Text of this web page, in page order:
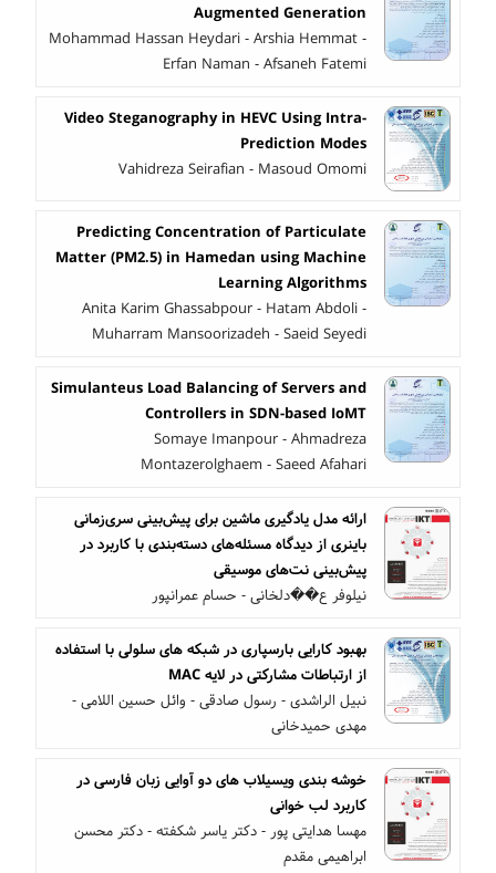
Augmented Generation
Mohammad Hassan Heydari - Arshia Hemmat -
Erfan Naman - Afsaneh Fatemi
Video Steganography in HEVC Using Intra-
Prediction Modes
Vahidreza Seirafian - Masoud Omomi
Predicting Concentration of Particulate
Matter (PM2.5) in Hamedan using Machine
Learning Algorithms
Anita Karim Ghassabpour - Hatam Abdoli -
Muharram Mansoorizadeh - Saeid Seyedi
Simulanteus Load Balancing of Servers and
Controllers in SDN-based IoMT
Somaye Imanpour - Ahmadreza
Montazerolghaem - Saeed Afahari
ارائه مدل یادگیری ماشین برای پیش‌بینی سری‌زمانی
باینری از دیدگاه مسئله‌های دسته‌بندی با کاربرد در
پیش‌بینی نت‌های موسیقی
نیلوفر ع��دلخانی - حسام عمرانپور
بهبود کارایی بارسپاری در شبکه های سلولی با استفاده
از ارتباطات مشارکتی در لایه MAC
نبیل الراشدی - رسول صادقی - وائل حسین اللامی -
مهدی حمیدخانی
خوشه بندی ویسیلاب های دو آوایی زبان فارسی در
کاربرد لب خوانی
مهسا هدایتی پور - دکتر یاسر شکفته - دکتر محسن
ابراهیمی مقدم